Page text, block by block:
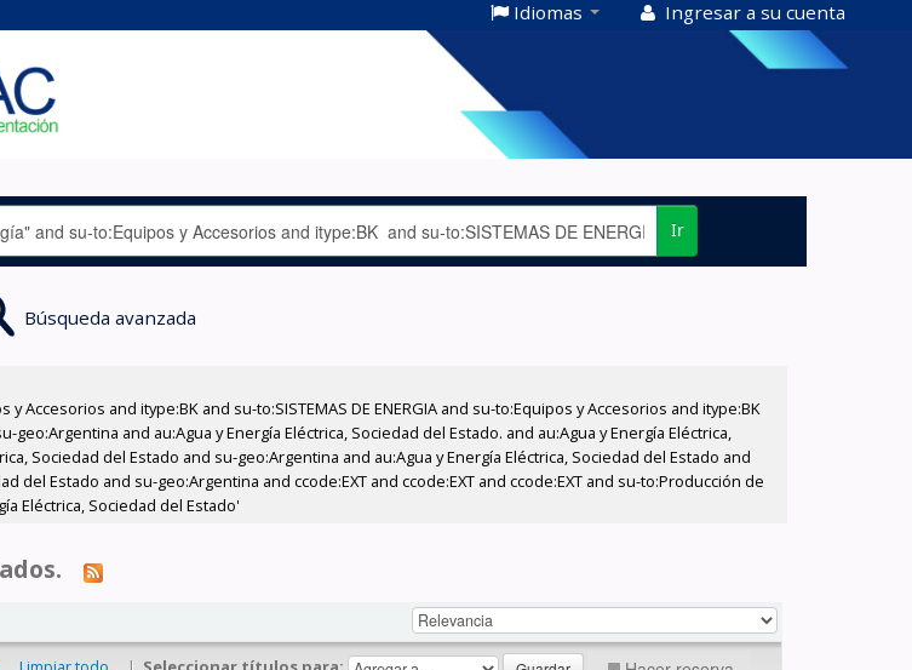
Idiomas Ingresar a su cuenta
Ir
Búsqueda avanzada
and itype:BK and su-to:SISTEMAS DE ENERGIA and su-to:Equipos y Accesorios and itype:BK
and au:Agua y Energía Eléctrica, Sociedad del Estado. and au:Agua y Energía Eléctrica,
Sociedad del Estado and su-geo:Argentina and au:Agua y Energía Eléctrica, Sociedad del Estado and
del Estado and su-geo:Argentina and ccode:EXT and ccode:EXT and ccode:EXT and su-to:Producción de
Eléctrica, Sociedad del Estado'